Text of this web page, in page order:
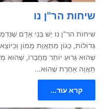
שיחות הר"ן נו
שיחות הר"ן נו יֵשׁ בְּנֵי אָדָם
גְּדוֹלוֹת, כְּגוֹן מִתַּאֲוַת מָמוֹן
שֶׁהוּא גָּרוּעַ יוֹתֵר מֵחֲבֵרוֹ, שֶׁהוּא
תַּאֲוָה אַחֶרֶת שֶׁהוּא…
קרא עוד...